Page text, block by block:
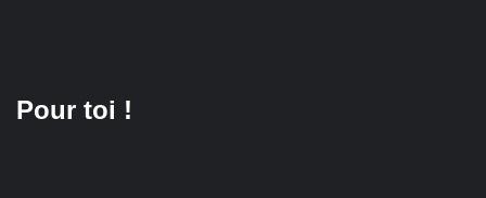
Pour toi !